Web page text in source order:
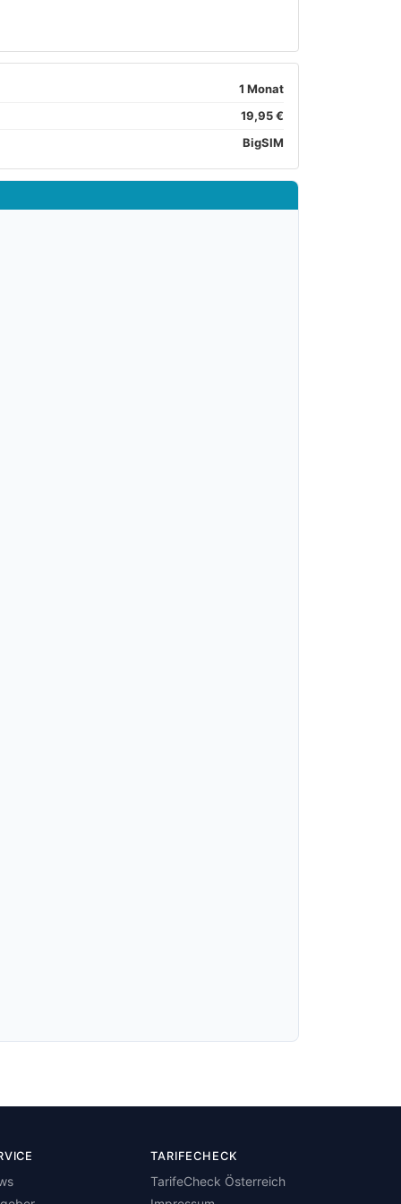
1 Monat
19,95 €
BigSIM
TARIFECHECK
TarifeCheck Österreich